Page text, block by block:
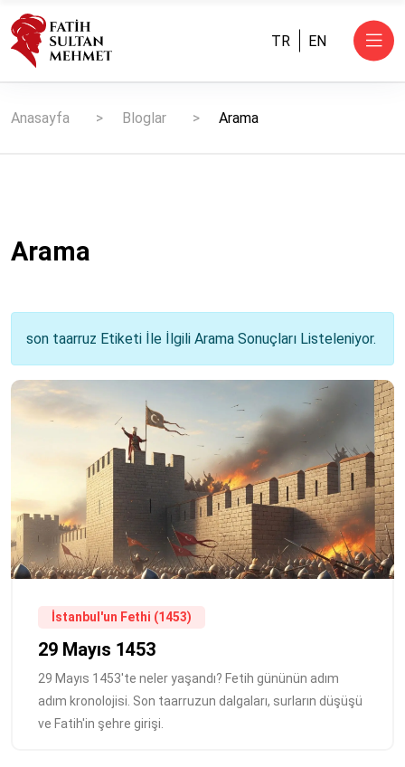
TR EN
Anasayfa Bloglar Arama
Arama
son taarruz Etiketi İle İlgili Arama Sonuçları Listeleniyor.
İstanbul'un Fethi (1453)
29 Mayıs 1453
29 Mayıs 1453'te neler yaşandı? Fetih gününün adım
adım kronolojisi. Son taarruzun dalgaları, surların düşüşü
ve Fatih'in şehre girişi.